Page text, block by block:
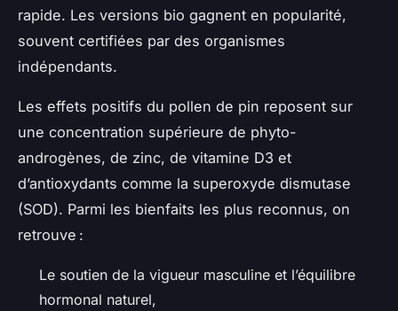
rapide. Les versions bio gagnent en popularité,
souvent certifiées par des organismes
indépendants.
Les effets positifs du pollen de pin reposent sur
une concentration supérieure de phyto-
androgènes, de zinc, de vitamine D3 et
d’antioxydants comme la superoxyde dismutase
(SOD). Parmi les bienfaits les plus reconnus, on
retrouve :
Le soutien de la vigueur masculine et l’équilibre
hormonal naturel,